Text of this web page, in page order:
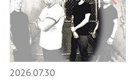
2026.07.30